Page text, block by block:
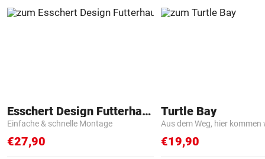
Esschert Design Futterhaus
Einfache & schnelle Montage
€27,90
Turtle Bay
Aus dem Weg, hier kommen
€19,90